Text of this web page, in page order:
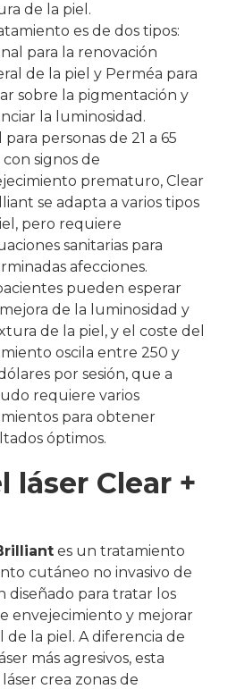
de la piel.
es de dos tipos:
para la renovación
de la piel y Perméa para
sobre la pigmentación y
la luminosidad.
para personas de 21 a 65
con signos de
prematuro, Clear
se adapta a varios tipos
pero requiere
sanitarias para
afecciones.
pueden esperar
de la luminosidad y
de la piel, y el coste del
oscila entre 250 y
por sesión, que a
requiere varios
para obtener
óptimos.
láser Clear +
es un tratamiento
cutáneo no invasivo de
diseñado para tratar los
envejecimiento y mejorar
de la piel. A diferencia de
más agresivos, esta
crea zonas de